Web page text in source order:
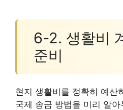
6-2. 생활비
준비
현지 생활비를 정확히 예산
국제 송금 방법을 미리 알